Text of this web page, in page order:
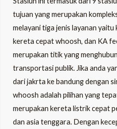
tujuan yang merupakan
melayani tiga jenis layanan
kereta cepat whoosh, dan KA
merupakan titik yang
transportasi publik. Jika anda
dari jakrta ke bandung dengan
whoosh adalah pilihan yang
merupakan kereta listrik cepat
dan asia tenggara. Dengan